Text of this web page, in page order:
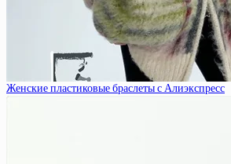
Женские пластиковые браслеты с Алиэкспресс